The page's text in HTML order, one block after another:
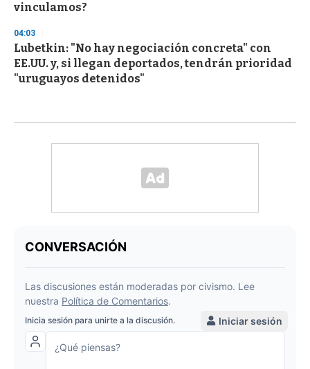
vinculamos?
04:03
Lubetkin: "No hay negociación concreta" con
EE.UU. y, si llegan deportados, tendrán prioridad
"uruguayos detenidos"